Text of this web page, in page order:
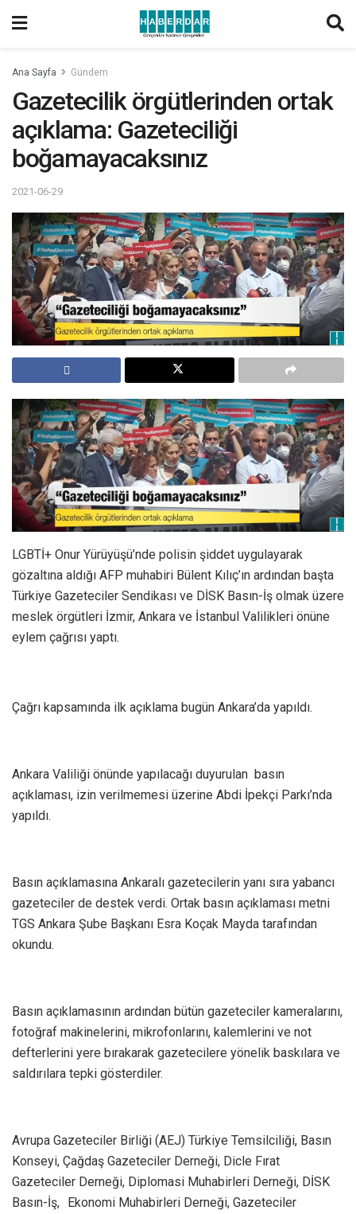
Ana Sayfa Gündem
Gazetecilik örgütlerinden ortak
açıklama: Gazeteciliği
boğamayacaksınız
2021-06-29
LGBTİ+ Onur Yürüyüşü’nde polisin şiddet uygulayarak
gözaltına aldığı AFP muhabiri Bülent Kılıç’ın ardından başta
Türkiye Gazeteciler Sendikası ve DİSK Basın-İş olmak üzere
meslek örgütleri İzmir, Ankara ve İstanbul Valilikleri önüne
eylem çağrısı yaptı.
Çağrı kapsamında ilk açıklama bugün Ankara’da yapıldı.
Ankara Valiliği önünde yapılacağı duyurulan basın
açıklaması, izin verilmemesi üzerine Abdi İpekçi Parkı’nda
yapıldı.
Basın açıklamasına Ankaralı gazetecilerin yanı sıra yabancı
gazeteciler de destek verdi. Ortak basın açıklaması metni
TGS Ankara Şube Başkanı Esra Koçak Mayda tarafından
okundu.
Basın açıklamasının ardından bütün gazeteciler kameralarını,
fotoğraf makinelerini, mikrofonlarını, kalemlerini ve not
defterlerini yere bırakarak gazetecilere yönelik baskılara ve
saldırılara tepki gösterdiler.
Avrupa Gazeteciler Birliği (AEJ) Türkiye Temsilciliği, Basın
Konseyi, Çağdaş Gazeteciler Derneği, Dicle Fırat
Gazeteciler Derneği, Diplomasi Muhabirleri Derneği, DİSK
Basın-İş, Ekonomi Muhabirleri Derneği, Gazeteciler